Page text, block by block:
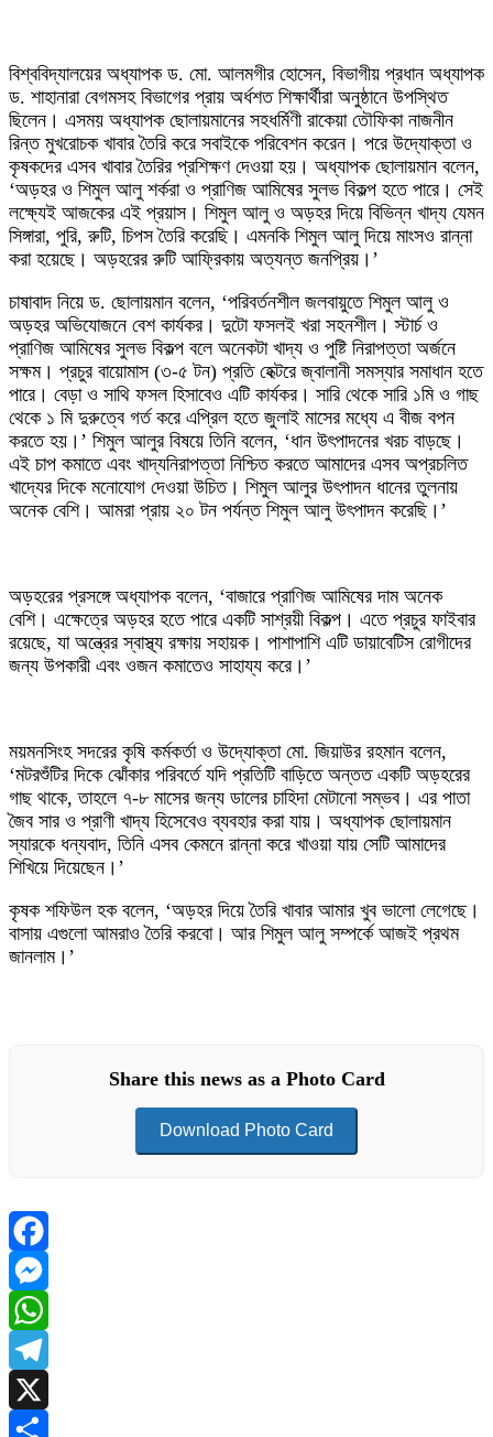
বিশ্ববিদ্যালয়ের অধ্যাপক ড. মো. আলমগীর হোসেন, বিভাগীয় প্রধান অধ্যাপক
ড. শাহানারা বেগমসহ বিভাগের প্রায় অর্ধশত শিক্ষার্থীরা অনুষ্ঠানে উপস্থিত
ছিলেন। এসময় অধ্যাপক ছোলায়মানের সহধর্মিণী রাকেয়া তৌফিকা নাজনীন
রিন্ত মুখরোচক খাবার তৈরি করে সবাইকে পরিবেশন করেন। পরে উদ্যোক্তা ও
কৃষকদের এসব খাবার তৈরির প্রশিক্ষণ দেওয়া হয়। অধ্যাপক ছোলায়মান বলেন,
‘অড়হর ও শিমুল আলু শর্করা ও প্রাণিজ আমিষের সুলভ বিকল্প হতে পারে। সেই
লক্ষ্যেই আজকের এই প্রয়াস। শিমুল আলু ও অড়হর দিয়ে বিভিন্ন খাদ্য যেমন
সিঙ্গারা, পুরি, রুটি, চিপস তৈরি করেছি। এমনকি শিমুল আলু দিয়ে মাংসও রান্না
করা হয়েছে। অড়হরের রুটি আফ্রিকায় অত্যন্ত জনপ্রিয়।’
চাষাবাদ নিয়ে ড. ছোলায়মান বলেন, ‘পরিবর্তনশীল জলবায়ুতে শিমুল আলু ও
অড়হর অভিযোজনে বেশ কার্যকর। দুটো ফসলই খরা সহনশীল। স্টার্চ ও
প্রাণিজ আমিষের সুলভ বিকল্প বলে অনেকটা খাদ্য ও পুষ্টি নিরাপত্তা অর্জনে
সক্ষম। প্রচুর বায়োমাস (৩-৫ টন) প্রতি হেক্টরে জ্বালানী সমস্যার সমাধান হতে
পারে। বেড়া ও সাথি ফসল হিসাবেও এটি কার্যকর। সারি থেকে সারি ১মি ও গাছ
থেকে ১ মি দুরুত্বে গর্ত করে এপ্রিল হতে জুলাই মাসের মধ্যে এ বীজ বপন
করতে হয়।’ শিমুল আলুর বিষয়ে তিনি বলেন, ‘ধান উৎপাদনের খরচ বাড়ছে।
এই চাপ কমাতে এবং খাদ্যনিরাপত্তা নিশ্চিত করতে আমাদের এসব অপ্রচলিত
খাদ্যের দিকে মনোযোগ দেওয়া উচিত। শিমুল আলুর উৎপাদন ধানের তুলনায়
অনেক বেশি। আমরা প্রায় ২০ টন পর্যন্ত শিমুল আলু উৎপাদন করেছি।’
অড়হরের প্রসঙ্গে অধ্যাপক বলেন, ‘বাজারে প্রাণিজ আমিষের দাম অনেক
বেশি। এক্ষেত্রে অড়হর হতে পারে একটি সাশ্রয়ী বিকল্প। এতে প্রচুর ফাইবার
রয়েছে, যা অন্ত্রের স্বাস্থ্য রক্ষায় সহায়ক। পাশাপাশি এটি ডায়াবেটিস রোগীদের
জন্য উপকারী এবং ওজন কমাতেও সাহায্য করে।’
ময়মনসিংহ সদরের কৃষি কর্মকর্তা ও উদ্যোক্তা মো. জিয়াউর রহমান বলেন,
‘মটরশুঁটির দিকে ঝোঁকার পরিবর্তে যদি প্রতিটি বাড়িতে অন্তত একটি অড়হরের
গাছ থাকে, তাহলে ৭-৮ মাসের জন্য ডালের চাহিদা মেটানো সম্ভব। এর পাতা
জৈব সার ও প্রাণী খাদ্য হিসেবেও ব্যবহার করা যায়। অধ্যাপক ছোলায়মান
স্যারকে ধন্যবাদ, তিনি এসব কেমনে রান্না করে খাওয়া যায় সেটি আমাদের
শিখিয়ে দিয়েছেন।’
কৃষক শফিউল হক বলেন, ‘অড়হর দিয়ে তৈরি খাবার আমার খুব ভালো লেগেছে।
বাসায় এগুলো আমরাও তৈরি করবো। আর শিমুল আলু সম্পর্কে আজই প্রথম
জানলাম।’
Share this news as a Photo Card
Download Photo Card
Facebook
Messenger
WhatsApp
Telegram
X